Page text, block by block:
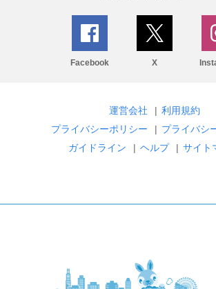
Facebook X
運営会社 | 利用規約
プライバシーポリシー
| プライバシ
ガイドライン
| ヘルプ | サイト